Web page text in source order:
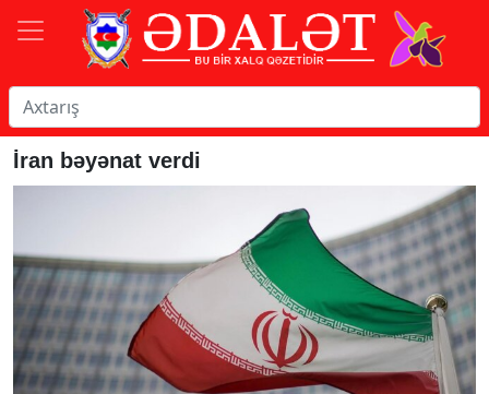
İran bəyənat verdi